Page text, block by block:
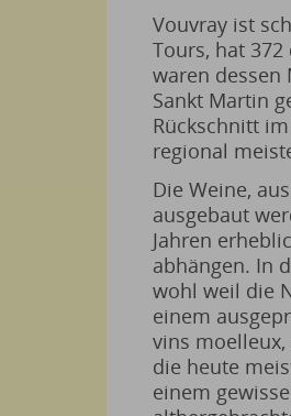
Vouvray ist
Tours, hat
waren dessen
Sankt Martin
Rückschnitt
regional
Die Weine,
ausgebaut
Jahren
abhängen. In
wohl weil die
einem
vins
die heute
einem